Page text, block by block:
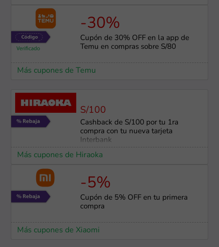
-30%
Cupón de 30% OFF en la app de
Temu en compras sobre S/80
Más cupones de Temu
S/100
Cashback de S/100 por tu 1ra
compra con tu nueva tarjeta
Interbank
Más cupones de Hiraoka
-5%
Cupón de 5% OFF en tu primera
compra
Más cupones de Xiaomi